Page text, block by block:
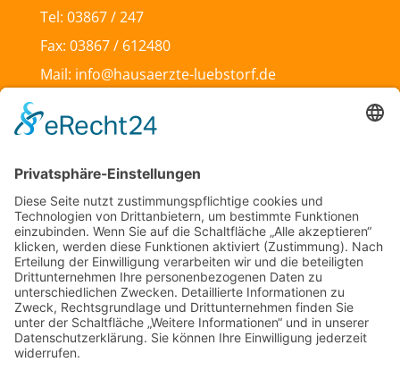
Tel: 03867 / 247
Fax: 03867 / 612480
Mail: info@hausaerzte-luebstorf.de
Datenschutz|Impressum
Akutsprechstunden
Mo 8 –11 Uhr
Di – Fr 10 –11 Uhr
Termin-Sprechzeiten
Mo – Fr 8 –11 Uhr
Mo & Do 13 –18 Uhr